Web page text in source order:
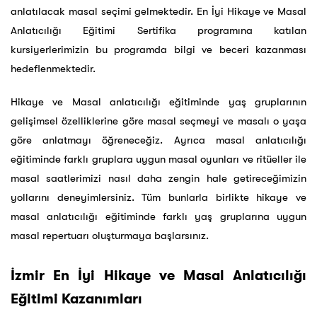
anlatılacak masal seçimi gelmektedir. En İyi Hikaye ve Masal
Anlatıcılığı Eğitimi Sertifika programına katılan
kursiyerlerimizin bu programda bilgi ve beceri kazanması
hedeflenmektedir.
Hikaye ve Masal anlatıcılığı eğitiminde yaş gruplarının
gelişimsel özelliklerine göre masal seçmeyi ve masalı o yaşa
göre anlatmayı öğreneceğiz. Ayrıca masal anlatıcılığı
eğitiminde farklı gruplara uygun masal oyunları ve ritüeller ile
masal saatlerimizi nasıl daha zengin hale getireceğimizin
yollarını deneyimlersiniz. Tüm bunlarla birlikte hikaye ve
masal anlatıcılığı eğitiminde farklı yaş gruplarına uygun
masal repertuarı oluşturmaya başlarsınız.
İzmir En İyi Hikaye ve Masal Anlatıcılığı
Eğitimi Kazanımları